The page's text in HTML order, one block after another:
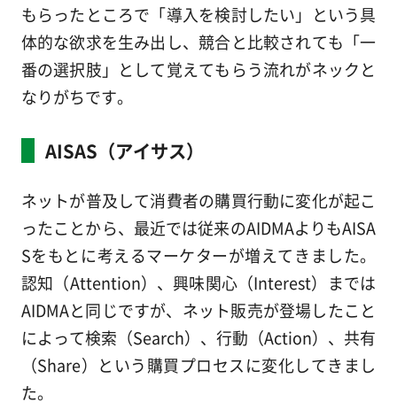
もらったところで「導入を検討したい」という具
体的な欲求を生み出し、競合と比較されても「一
番の選択肢」として覚えてもらう流れがネックと
なりがちです。
AISAS（アイサス）
ネットが普及して消費者の購買行動に変化が起こ
ったことから、最近では従来のAIDMAよりもAISA
Sをもとに考えるマーケターが増えてきました。
認知（Attention）、興味関心（Interest）までは
AIDMAと同じですが、ネット販売が登場したこと
によって検索（Search）、行動（Action）、共有
（Share）という購買プロセスに変化してきまし
た。